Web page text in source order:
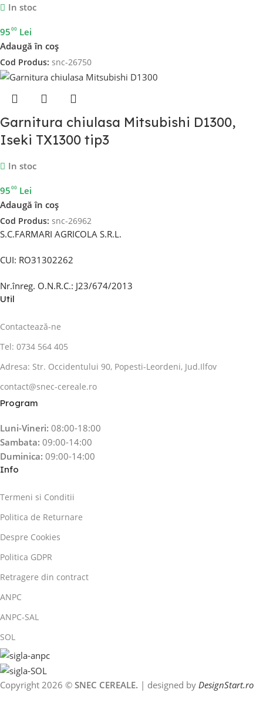
In stoc
9500 Lei
Adaugă în coș
Cod Produs: snc-26750
Garnitura chiulasa Mitsubishi D1300,
Iseki TX1300 tip3
In stoc
9500 Lei
Adaugă în coș
Cod Produs: snc-26962
S.C.FARMARI AGRICOLA S.R.L.
CUI: RO31302262
Nr.înreg. O.N.R.C.: J23/674/2013
Util
Contactează-ne
Tel: 0734 564 405
Adresa: Str. Occidentului 90, Popesti-Leordeni, Jud.Ilfov
contact@snec-cereale.ro
Program
Luni-Vineri: 08:00-18:00
Sambata: 09:00-14:00
Duminica: 09:00-14:00
Info
Termeni si Conditii
Politica de Returnare
Despre Cookies
Politica GDPR
Retragere din contract
ANPC
ANPC-SAL
SOL
Copyright 2026 © SNEC CEREALE. | designed by DesignStart.ro